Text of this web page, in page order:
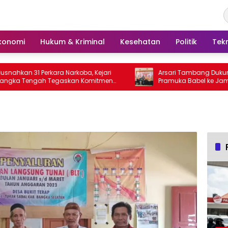
Hukum & Kriminal Kesehatan Politik
31 Perkara Narkoba, Kejari
Tegaskan Komitmen
Hingga Tuntas
Arsari Tambang Dukung
Pramuka Babel ke Jamnas XII,
Sinergi Cetak Generasi